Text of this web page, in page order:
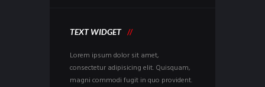
TEXT WIDGET
Lorem ipsum dolor sit amet,
consectetur adipisicing elit. Quisquam,
magni commodi fugit in quo provident.